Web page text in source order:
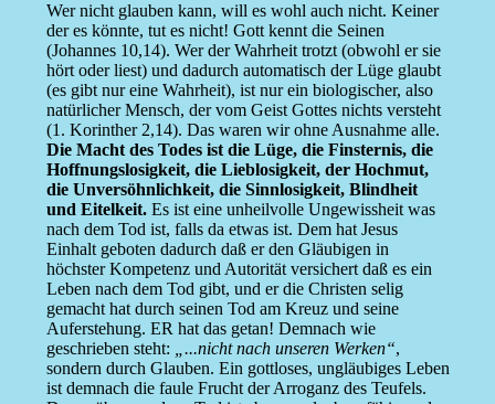
Wer nicht glauben kann, will es wohl auch nicht. Keiner
der es könnte, tut es nicht! Gott kennt die Seinen
(Johannes 10,14). Wer der Wahrheit trotzt (obwohl er sie
hört oder liest) und dadurch automatisch der Lüge glaubt
(es gibt nur eine Wahrheit), ist nur ein biologischer, also
natürlicher Mensch, der vom Geist Gottes nichts versteht
(1. Korinther 2,14). Das waren wir ohne Ausnahme alle.
Die Macht des Todes ist die Lüge, die Finsternis, die
Hoffnungslosigkeit, die Lieblosigkeit, der Hochmut,
die Unversöhnlichkeit, die Sinnlosigkeit, Blindheit
und Eitelkeit.Es ist eine unheilvolle Ungewissheit was
nach dem Tod ist, falls da etwas ist. Dem hat Jesus
Einhalt geboten dadurch daß er den Gläubigen in
höchster Kompetenz und Autorität versichert daß es ein
Leben nach dem Tod gibt, und er die Christen selig
gemacht hat durch seinen Tod am Kreuz und seine
Auferstehung. ER hat das getan! Demnach wie
geschrieben steht:
„...nicht nach unseren Werken“,
sondern durch Glauben. Ein gottloses, ungläubiges Leben
ist demnach die faule Frucht der Arroganz des Teufels.